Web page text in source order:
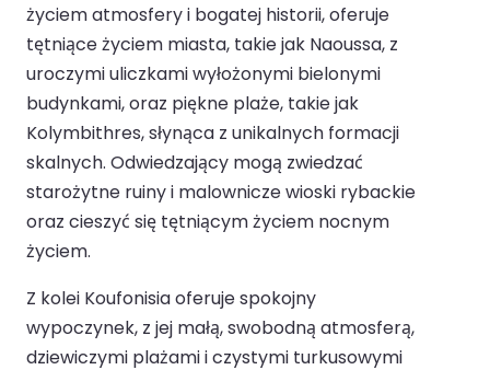
życiem atmosfery i bogatej historii, oferuje
tętniące życiem miasta, takie jak Naoussa, z
uroczymi uliczkami wyłożonymi bielonymi
budynkami, oraz piękne plaże, takie jak
Kolymbithres, słynąca z unikalnych formacji
skalnych. Odwiedzający mogą zwiedzać
starożytne ruiny i malownicze wioski rybackie
oraz cieszyć się tętniącym życiem nocnym
życiem.
Z kolei Koufonisia oferuje spokojny
wypoczynek, z jej małą, swobodną atmosferą,
dziewiczymi plażami i czystymi turkusowymi